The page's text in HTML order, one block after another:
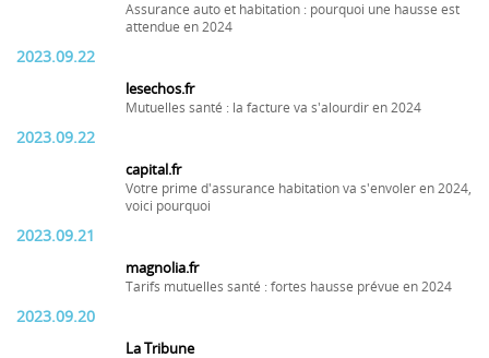
Assurance auto et habitation : pourquoi une hausse est
attendue en 2024
2023.09.22
lesechos.fr
Mutuelles santé : la facture va s'alourdir en 2024
2023.09.22
capital.fr
Votre prime d'assurance habitation va s'envoler en 2024,
voici pourquoi
2023.09.21
magnolia.fr
Tarifs mutuelles santé : fortes hausse prévue en 2024
2023.09.20
La Tribune